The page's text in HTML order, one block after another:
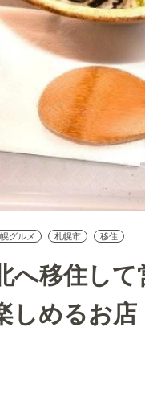
グルメ 札幌市 移住
へ移住し
しめるお店